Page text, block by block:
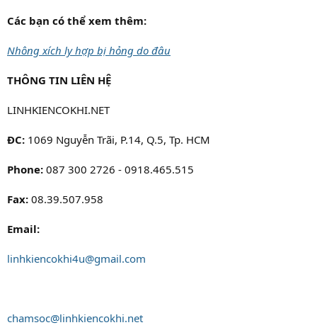
Các bạn có thể xem thêm:
Nhông xích ly hợp bị hỏng do đâu
THÔNG TIN LIÊN HỆ
LINHKIENCOKHI.NET
ĐC: 1069 Nguyễn Trãi, P.14, Q.5, Tp. HCM
Phone: 087 300 2726 - 0918.465.515
Fax: 08.39.507.958
Email:
linhkiencokhi4u@gmail.com
chamsoc@linhkiencokhi.net